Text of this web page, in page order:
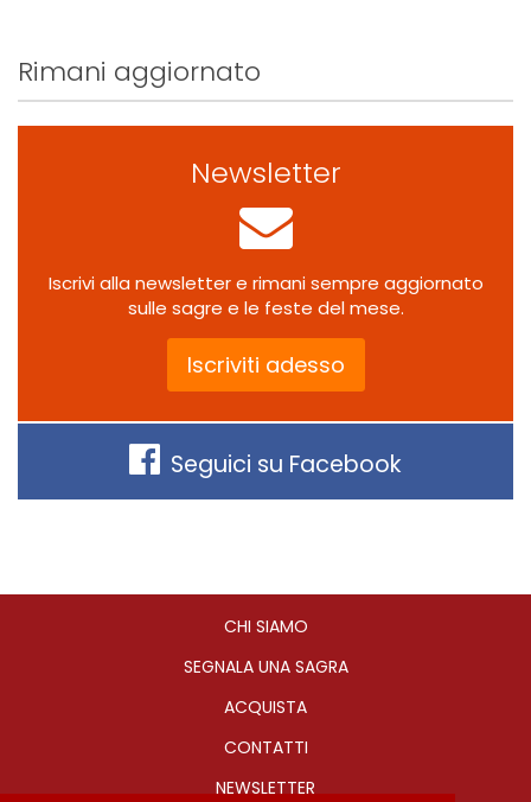
Rimani aggiornato
Newsletter
Iscrivi alla newsletter e rimani sempre aggiornato
sulle sagre e le feste del mese.
Iscriviti adesso
Seguici su Facebook
CHI SIAMO
SEGNALA UNA SAGRA
ACQUISTA
CONTATTI
NEWSLETTER